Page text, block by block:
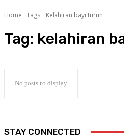
Home Tags Kelahiran bayi turun
Tag: kelahiran
No posts to display
STAY CONNECTED